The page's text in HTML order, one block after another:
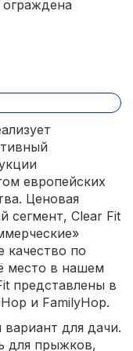
европейских
Ценовая
сегмент, Clear Fit
качество по
место в нашем
представлены в
и FamilyHop.
для дачи.
для прыжков,